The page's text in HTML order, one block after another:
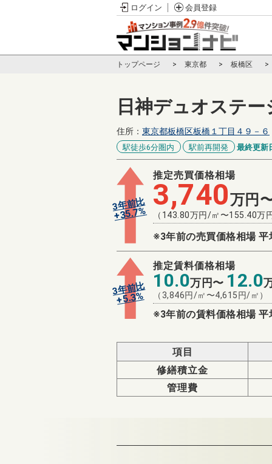
ログイン 会員登録
トップページ 東京都 板橋区
日神デュオステー
住所： 東京都板橋区板橋１丁目４９－６
駅徒歩6分圏内 駅前再開発 最終更新
3年前比
+35.7%
推定売買価格相場
3,740万円
（ 143.80万円/㎡〜155.40万
※3年前の売買価格相場 平
3年前比
+5.3%
推定賃料価格相場
10.0万円〜 12.0
（ 3,846円/㎡〜4,615 円/㎡）
※3年前の賃料価格相場 平
項目
修繕積立金
管理費